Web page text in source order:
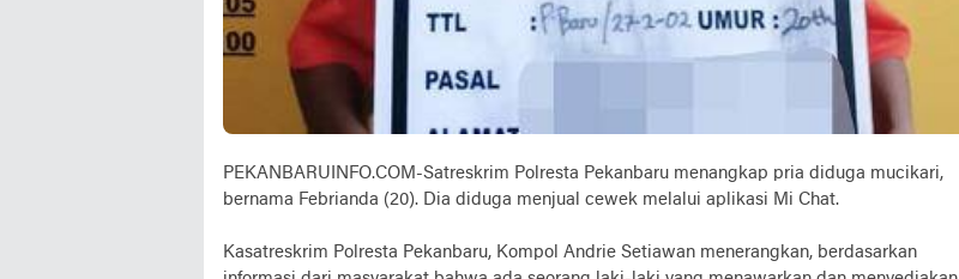
PEKANBARUINFO.COM-Satreskrim Polresta Pekanbaru menangkap pria diduga mucikari,
bernama Febrianda (20). Dia diduga menjual cewek melalui aplikasi Mi Chat.
Kasatreskrim Polresta Pekanbaru, Kompol Andrie Setiawan menerangkan, berdasarkan